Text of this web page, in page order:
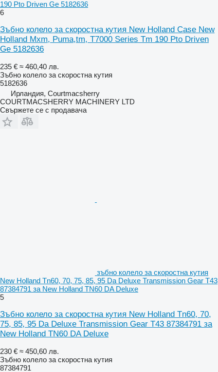
190 Pto Driven Ge 5182636
6
Зъбно колело за скоростна кутия New Holland Case New
Holland Mxm, Puma,tm, T7000 Series Tm 190 Pto Driven
Ge 5182636
235 € ≈ 460,40 лв.
Зъбно колело за скоростна кутия
5182636
Ирландия, Courtmacsherry
COURTMACSHERRY MACHINERY LTD
Свържете се с продавача
зъбно колело за скоростна кутия
New Holland Tn60, 70, 75, 85, 95 Da Deluxe Transmission Gear T43
87384791 за New Holland TN60 DA Deluxe
5
Зъбно колело за скоростна кутия New Holland Tn60, 70,
75, 85, 95 Da Deluxe Transmission Gear T43 87384791 за
New Holland TN60 DA Deluxe
230 € ≈ 450,60 лв.
Зъбно колело за скоростна кутия
87384791